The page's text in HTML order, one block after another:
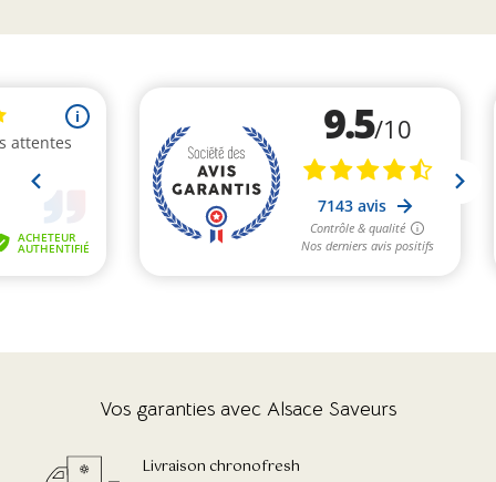
Vos garanties avec Alsace Saveurs
Livraison chronofresh